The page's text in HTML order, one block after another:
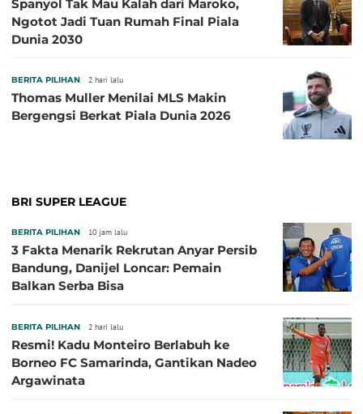
Spanyol Tak Mau Kalah dari Maroko,
Ngotot Jadi Tuan Rumah Final Piala
Dunia 2030
BERITA PILIHAN 2 hari lalu
Thomas Muller Menilai MLS Makin
Bergengsi Berkat Piala Dunia 2026
BRI SUPER LEAGUE
BERITA PILIHAN 10 jam lalu
3 Fakta Menarik Rekrutan Anyar Persib
Bandung, Danijel Loncar: Pemain
Balkan Serba Bisa
BERITA PILIHAN 2 hari lalu
Resmi! Kadu Monteiro Berlabuh ke
Borneo FC Samarinda, Gantikan Nadeo
Argawinata